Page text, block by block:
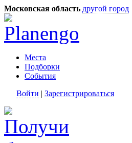
Московская область другой город
Места
Подборки
События
Войти | Зарегистрироваться